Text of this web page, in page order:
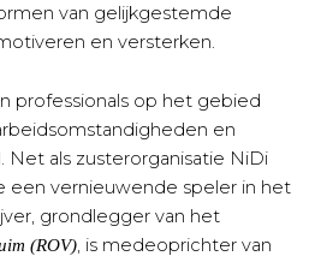
van gelijkgestemde
en versterken.
professionals op het gebied
en
Net als zusterorganisatie NiDi
een vernieuwende speler in het
, grondlegger van het
(ROV), is medeoprichter van